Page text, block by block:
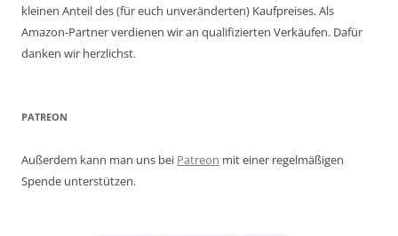
kleinen Anteil des (für euch unveränderten) Kaufpreises. Als
Amazon-Partner verdienen wir an qualifizierten Verkäufen. Dafür
danken wir herzlichst.
PATREON
Außerdem kann man uns bei Patreon mit einer regelmäßigen
Spende unterstützen.